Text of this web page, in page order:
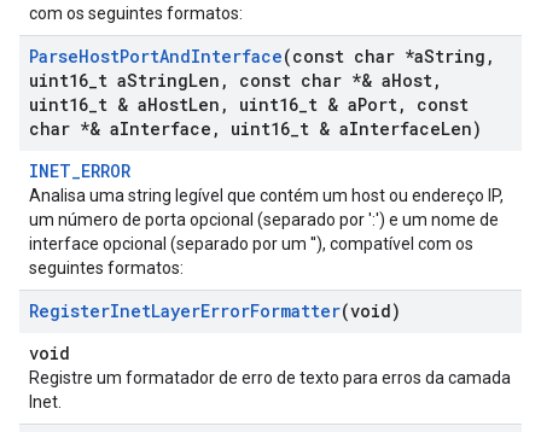
com os seguintes formatos:
ParseHostPortAndInterface(const char *aString ,
uint16 t aStringLen , const char *& aHost,
uint16 t & aHostLen , uint16 t & aPort,
const
char *& aInterface , uint16 t & aInterfaceLen)
INET_ERROR
Analisa uma string legível que contém um host ou endereço IP,
um número de porta opcional (separado por ':') e um nome de
interface opcional (separado por um ''), compatível com os
seguintes formatos:
RegisterInetLayerErrorFormatter(void)
void
Registre um formatador de erro de texto para erros da camada
Inet.